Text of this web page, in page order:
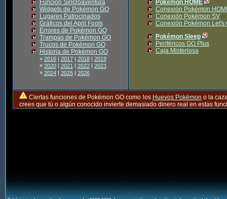
Función Sincroaventura
Widgets de Pokémon GO
Lugares Patrocinados
Gráficos del April Fools
Errores de Pokémon GO
Trampas de Pokémon GO
Trucos de Pokémon GO
Historia de Pokémon GO
» 2016| 2017| 2018| 2019
» 2020| 2021| 2022| 2023
» 2024| 2025| 2026
Pokémon HOME
Conexión Pokémon
Conexión Pokémon SV
Conexión Pokémon Let's
Pokémon Sleep
Periféricos GO Plus
Caja Misteriosa
Ciertas funciones de Pokémon GO como los Huevos Pokémon o la
crees que tú o algún conocido invierte demasiado dinero real en estas